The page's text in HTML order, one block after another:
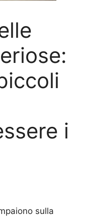
i
sulla